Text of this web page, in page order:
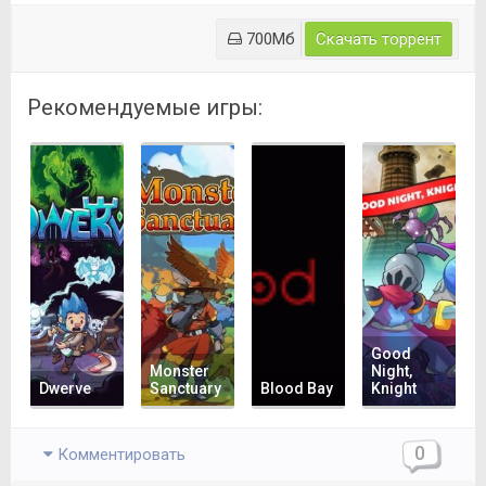
700Мб Скачать торрент
Рекомендуемые игры:
Dwerve
Monster
Sanctuary
Blood Bay
Good
Night,
Knight
Комментировать 0